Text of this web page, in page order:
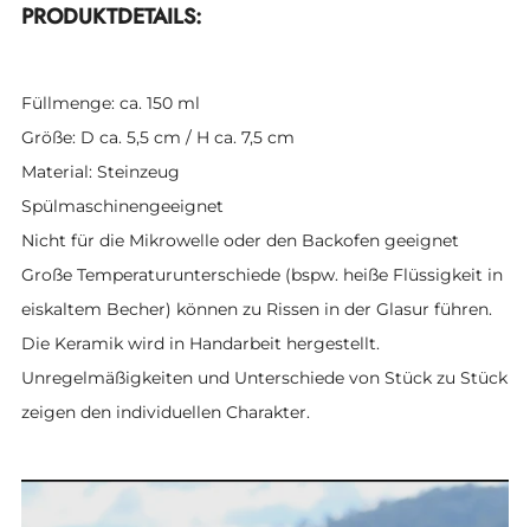
PRODUKTDETAILS:
Füllmenge: ca. 150 ml
Größe: D ca. 5,5 cm / H ca. 7,5 cm
Material: Steinzeug
Spülmaschinengeeignet
Nicht für die Mikrowelle oder den Backofen geeignet
Große Temperaturunterschiede (bspw. heiße Flüssigkeit in
eiskaltem Becher) können zu Rissen in der Glasur führen.
Die Keramik wird in Handarbeit hergestellt.
Unregelmäßigkeiten und Unterschiede von Stück zu Stück
zeigen den individuellen Charakter.